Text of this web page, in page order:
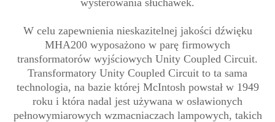
W celu zapewnienia nieskazitelnej jakości dźwięku
MHA200 wyposażono w parę firmowych
transformatorów wyjściowych Unity Coupled Circuit.
Transformatory Unity Coupled Circuit to ta sama
technologia, na bazie której McIntosh powstał w 1949
roku i która nadal jest używana w osławionych
pełnowymiarowych wzmacniaczach lampowych, takich